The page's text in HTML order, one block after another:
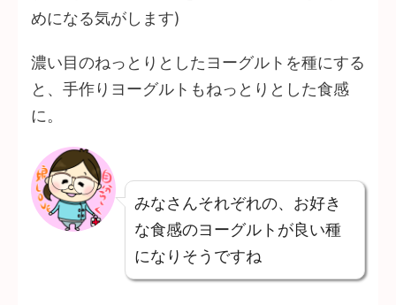
めになる気がします)
濃い目のねっとりとしたヨーグルトを種にする
と、手作りヨーグルトもねっとりとした食感
に。
みなさんそれぞれの、お好き
な食感のヨーグルトが良い種
になりそうですね